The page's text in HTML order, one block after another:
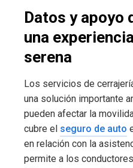
Datos y apoyo
una
serena
Los servicios de
una solución importante
pueden afectar la
cubre el seguro de auto
en relación con la
permite a los